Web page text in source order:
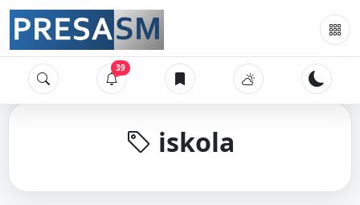
39
iskola